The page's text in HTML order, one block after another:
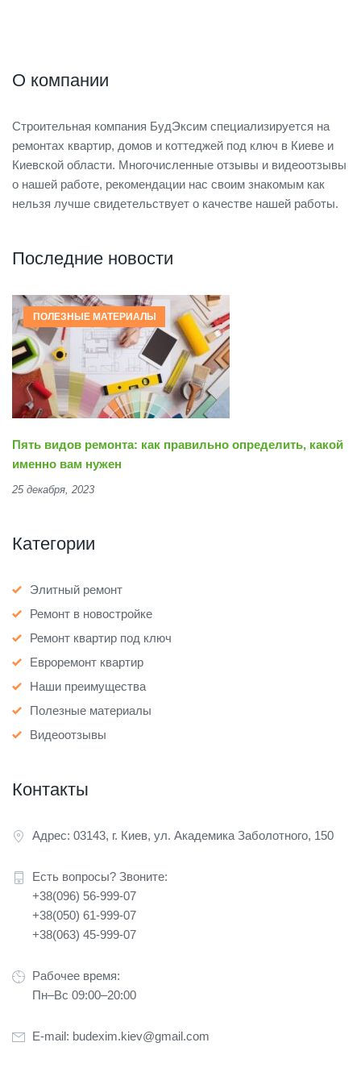
О компании
Строительная компания БудЭксим специализируется на
ремонтах квартир, домов и коттеджей под ключ в Киеве и
Киевской области. Многочисленные отзывы и видеоотзывы
о нашей работе, рекомендации нас своим знакомым как
нельзя лучше свидетельствует о качестве нашей работы.
Последние новости
ПОЛЕЗНЫЕ МАТЕРИАЛЫ
Пять видов ремонта: как правильно определить, какой
именно вам нужен
25 декабря, 2023
Категории
Элитный ремонт
Ремонт в новостройке
Ремонт квартир под ключ
Евроремонт квартир
Наши преимущества
Полезные материалы
Видеоотзывы
Контакты
Адрес: 03143, г. Киев, ул. Академика Заболотного, 150
Есть вопросы? Звоните:
+38(096) 56-999-07
+38(050) 61-999-07
+38(063) 45-999-07
Рабочее время:
Пн–Вс 09:00–20:00
E-mail: budexim.kiev@gmail.com